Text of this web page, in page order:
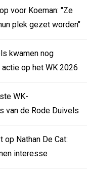
voor Koeman: "Ze
plek gezet worden"
kwamen nog
op het WK 2026
WK-
van de Rode Duivels
op Nathan De Cat:
tonen interesse